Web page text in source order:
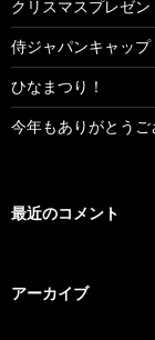
クリスマスプレゼ
侍ジャパンキャップ
ひなまつり！
今年もありがとうご
最近のコメント
アーカイブ